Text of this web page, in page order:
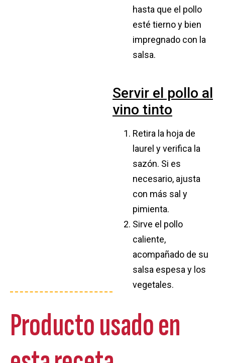
hasta que el pollo
esté tierno y bien
impregnado con la
salsa.
Servir el pollo al
vino tinto
Retira la hoja de
laurel y verifica la
sazón. Si es
necesario, ajusta
con más sal y
pimienta.
Sirve el pollo
caliente,
acompañado de su
salsa espesa y los
vegetales.
Producto usado en